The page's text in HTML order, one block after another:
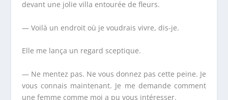
devant une jolie villa entourée de fleurs.
— Voilà un endroit où je voudrais vivre, dis-je.
Elle me lança un regard sceptique.
— Ne mentez pas. Ne vous donnez pas cette peine. Je
vous connais maintenant. Je me demande comment
une femme comme moi a pu vous intéresser.